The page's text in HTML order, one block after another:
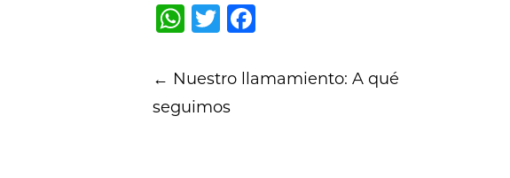
WhatsApp
Twitter
navigation
← Nuestro llamamiento: A qué
seguimos